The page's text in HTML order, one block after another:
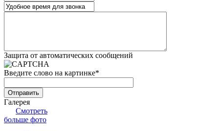
Защита от автоматических сообщений
Введите слово на картинке*
Галерея
Смотреть
больше фото